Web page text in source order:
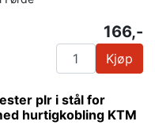
166,-
Kjøp
plr i stål for
hurtigkobling KTM